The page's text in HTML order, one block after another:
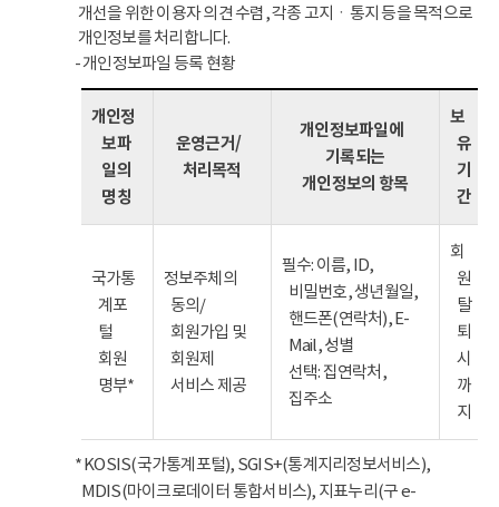
개선을 위한 이용자 의견 수렴, 각종 고지ㆍ통지 등을 목적으로
개인정보를 처리합니다.
- 개인정보파일 등록 현황
개인정
보파
일의
명칭
운영근거/
처리목적
개인정보파일에
기록되는
개인정보의 항목
보
유
기
간
국가통
계포
털
회원
명부*
정보주체의
동의/
회원가입 및
회원제
서비스 제공
필수: 이름, ID,
비밀번호, 생년월일,
핸드폰(연락처), E-
Mail, 성별
선택: 집연락처,
집주소
회
원
탈
퇴
시
까
지
* KOSIS(국가통계포털), SGIS+(통계지리정보서비스),
MDIS(마이크로데이터 통합서비스), 지표누리(구 e-